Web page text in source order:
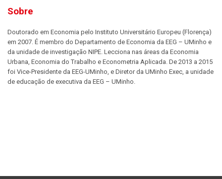
Sobre
Doutorado em Economia pelo Instituto Universitário Europeu (Florença)
em 2007. É membro do Departamento de Economia da EEG – UMinho e
da unidade de investigação NIPE. Lecciona nas áreas da Economia
Urbana, Economia do Trabalho e Econometria Aplicada. De 2013 a 2015
foi Vice-Presidente da EEG-UMinho, e Diretor da UMinho Exec, a unidade
de educação de executiva da EEG – UMinho.